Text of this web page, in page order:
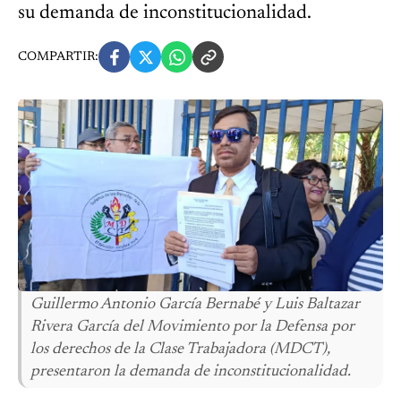
su demanda de inconstitucionalidad.
COMPARTIR:
Guillermo Antonio García Bernabé y Luis Baltazar
Rivera García del Movimiento por la Defensa por
los derechos de la Clase Trabajadora (MDCT),
presentaron la demanda de inconstitucionalidad.